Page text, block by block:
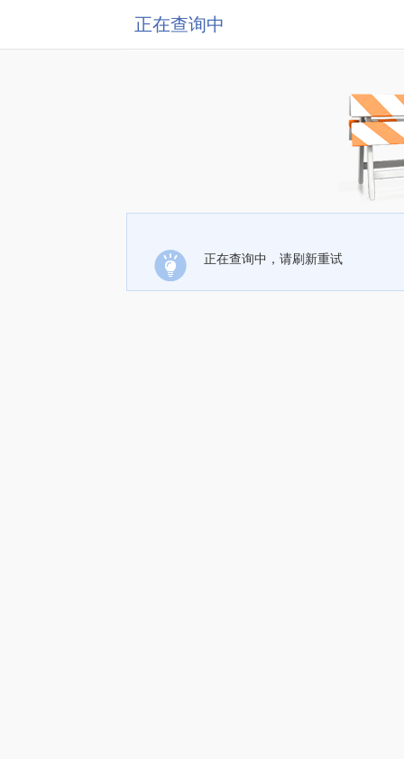
正在查询中
正在查询中，请刷新重试